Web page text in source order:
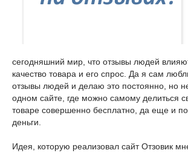
сегодняшний мир, что отзывы людей
качество товара и его спрос. Да я сам
отзывы людей и делаю это постоянно, но
одном сайте, где можно самому делиться
товаре совершенно бесплатно, да еще и
деньги.
Идея, которую реализовал сайт Отзовик